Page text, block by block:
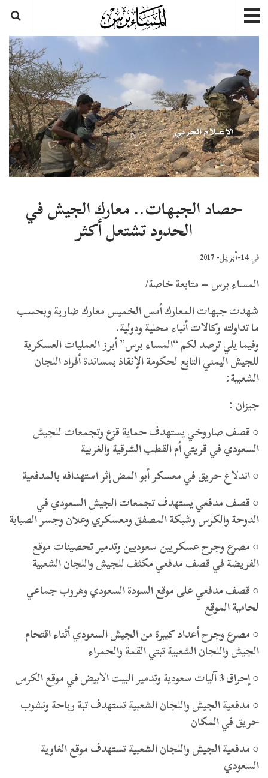
حصاد الجبهات.. معارك الجيش في
الحدود تشتعل أكثر
في 14-أبريل- 2017
المساء برس – متابعة خاصة/
شهدت جبهات المعارك أمس الخميس معارك ضارية وبحسب
ما تداولته وكالات أنباء محلية ودولية.
وفيما يلي ترصد لكم “المساء برس” أبرز العمليات العسكرية
للجيش اليمني التابع لحكومة الإنقاذ بمساندة أفراد اللجان
الشعبية:
جيزان :
○ قصف صاروخي يستهدف حماية قزع وتجمعات للجيش
السعودي في قريتي أم القطب الشرقية والغربية
○ اندلاع حريق في معسكر أبو المض إثر استهدافه بالمدفعية
○ قصف مدفعي يستهدف تجمعات الجيش السعودي في
الدوحة والكرس وشبكة المصفق ومعسكري وعلان وجسر الصبابة
○ مصرع وجرح عسكريين سعوديين وتدمير تحصينات موقع
الفريضة في قصف مدفعي مكثف للجيش واللجان الشعبية
○ قصف مدفعي على موقع السودة السعودي وهروب جماعي
لحامية الموقع
○ مصرع وجرح أعداد كبيرة من الجيش السعودي أثناء اقتحام
الجيش واللجان الشعبية تبتي القمة والحمراء
○ إحراق 3 آليات سعودية وتدمير البيت الابيض في موقع الكرس
○ مدفعية الجيش واللجان الشعبية تستهدف تبة رباحة ونشوب
حريق في المكان
○ مدفعية الجيش واللجان الشعبية تستهدف موقع الغاوية
السعودي